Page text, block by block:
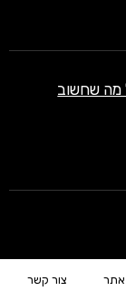
מה שחשוב
צור קשר